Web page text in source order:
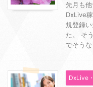
先月も
DxLive
規登録
た。 そ
でそう
DxLive